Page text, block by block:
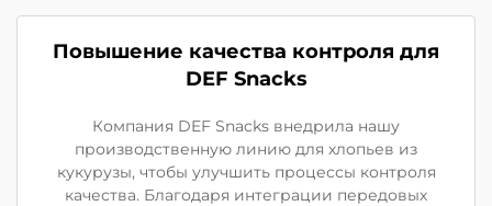
Повышение качества контроля для
DEF Snacks
Компания DEF Snacks внедрила нашу
производственную линию для хлопьев из
кукурузы, чтобы улучшить процессы контроля
качества. Благодаря интеграции передовых